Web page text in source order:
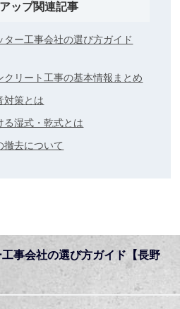
ップ関連記事
ター工事会社の選び方ガイド
クリート工事の基本情報まとめ
対策とは
る湿式・乾式とは
撤去について
事会社の選び方ガイド【長野